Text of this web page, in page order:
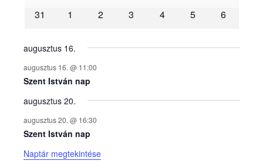
n
y
e
k
n
31
1 2 3 4 5 6
augusztus 16.
augusztus 16. @ 11:00
Szent István nap
augusztus 20.
augusztus 20. @ 16:30
Szent István nap
Naptár megtekintése